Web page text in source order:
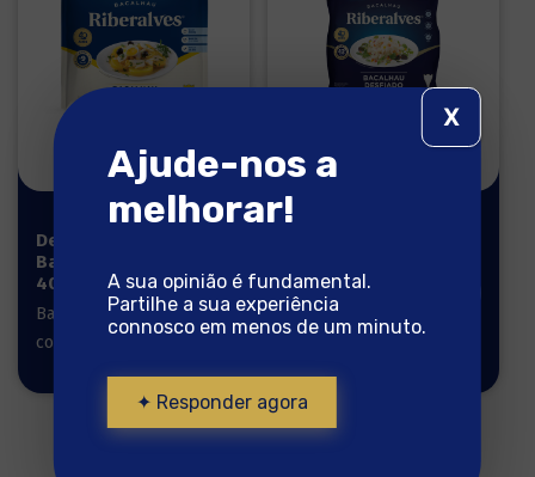
Desfiado de
Bacalhau
400g
Bacalhau pronto a
cozinhar
Gourmet 400g
Bacalhau pronto a
Ajude-nos a
melhorar!
A sua opinião é fundamental.
Partilhe a sua experiência
connosco em menos de um minuto.
✦ Responder agora
X